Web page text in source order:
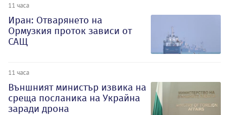
11 часа
Иран: Отварянето на
Ормузкия проток зависи от
САЩ
11 часа
Външният министър извика на
среща посланика на Украйна
заради дрона